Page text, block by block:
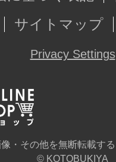
サイトマップ
Privacy Settings
・その他を無断転載す
© KOTOBUKIYA